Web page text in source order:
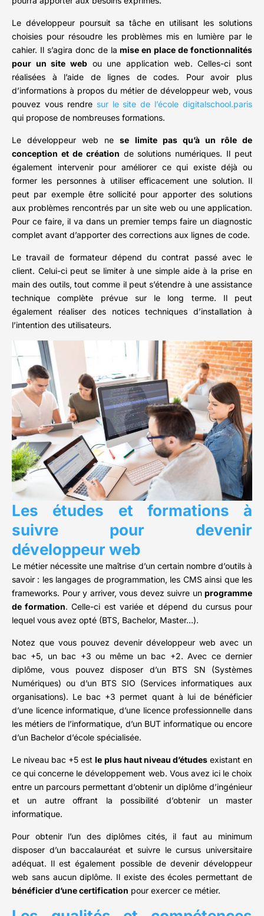
Le développeur poursuit sa tâche en utilisant les solutions
choisies pour résoudre les problèmes mis en lumière par le
cahier. Il s’agira donc de lamise en place de fonctionnalités
pour un site web ou une application web. Celles-ci sont
réalisées à l’aide de lignes de codes. Pour avoir plus
d’informations à propos du métier de développeur web, vous
pouvez vous rendre sur le site de l’école digitalschool.paris
qui propose de nombreuses formations.
Le développeur web nese limite pas qu’à un rôle de
conception et de création de solutions numériques. Il peut
également intervenir pour améliorer ce qui existe déjà ou
former les personnes à utiliser efficacement une solution. Il
peut par exemple être sollicité pour apporter des solutions
aux problèmes rencontrés par un site web ou une application.
Pour ce faire, il va dans un premier temps faire un diagnostic
complet avant d’apporter des corrections aux lignes de code.
Le travail de formateur dépend du contrat passé avec le
client. Celui-ci peut se limiter à une simple aide à la prise en
main des outils, tout comme il peut s’étendre à une assistance
technique complète prévue sur le long terme. Il peut
également réaliser des notices techniques d’installation à
l’intention des utilisateurs.
Les études et formations à
suivre pour devenir
développeur web
Le métier nécessite une maîtrise d’un certain nombre d’outils à
savoir : les langages de programmation, les CMS ainsi que les
frameworks. Pour y arriver, vous devez suivre un programme
de formation. Celle-ci est variée et dépend du cursus pour
lequel vous avez opté (BTS, Bachelor, Master…).
Notez que vous pouvez devenir développeur web avec un
bac +5, un bac +3 ou même un bac +2. Avec ce dernier
diplôme, vous pouvez disposer d’un BTS SN (Systèmes
Numériques) ou d’un BTS SIO (Services informatiques aux
organisations). Le bac +3 permet quant à lui de bénéficier
d’une licence informatique, d’une licence professionnelle dans
les métiers de l’informatique, d’un BUT informatique ou encore
d’un Bachelor d’école spécialisée.
Le niveau bac +5 estle plus haut niveau d’étudesexistant en
ce qui concerne le développement web. Vous avez ici le choix
entre un parcours permettant d’obtenir un diplôme d’ingénieur
et un autre offrant la possibilité d’obtenir un master
informatique.
Pour obtenir l’un des diplômes cités, il faut au minimum
disposer d’un baccalauréat et suivre le cursus universitaire
adéquat. Il est également possible de devenir développeur
web sans aucun diplôme. Il existe des écoles permettant de
bénéficier d’une certification pour exercer ce métier.